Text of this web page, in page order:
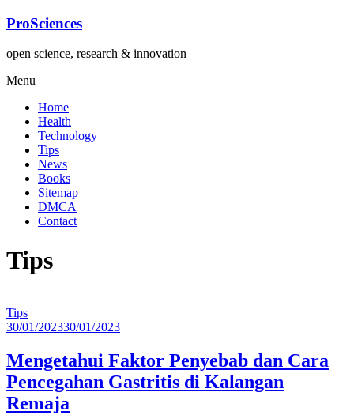
Lompat
konten
ProSciences
open science, research & innovation
Menu
Home
Health
Technology
Tips
News
Books
Sitemap
DMCA
Contact
Tips
Tips
30/01/202330/01/2023
Mengetahui Faktor Penyebab dan Cara
Pencegahan Gastritis di Kalangan
Remaja